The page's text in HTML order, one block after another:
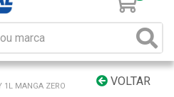
VOLTAR
1L MANGA ZERO